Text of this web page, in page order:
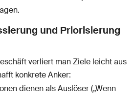
und Priorisierung
verliert man Ziele leicht aus
konkrete Anker:
dienen als Auslöser („Wenn